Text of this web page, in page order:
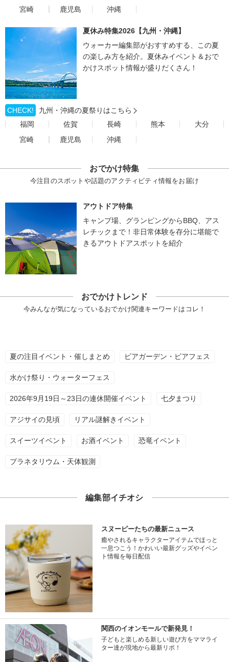
宮崎
鹿児島 沖縄
夏休み特集2026【九州・沖縄】
ウォーカー編集部がおすすめする、この夏
の楽しみ方を紹介。夏休みイベント＆おで
かけスポット情報が盛りだくさん！
CHECK!
九州・沖縄の夏祭りはこちら
福岡
佐賀 長崎 熊本
大分
宮崎
鹿児島 沖縄
おでかけ特集
今注目のスポットや話題のアクティビティ情報をお届け
アウトドア特集
キャンプ場、グランピングからBBQ、アス
レチックまで！非日常体験を存分に堪能で
きるアウトドアスポットを紹介
おでかけトレンド
今みんなが気になっているおでかけ関連キーワードはコレ！
夏の注目イベント・催しまとめ ビアガーデン・ビアフェス
水かけ祭り・ウォーターフェス
2026年9月19日～23日の連休開催イベント 七夕まつり
アジサイの見頃 リアル謎解きイベント
スイーツイベント お酒イベント 恐竜イベント
プラネタリウム・天体観測
編集部イチオシ
スヌーピーたちの最新ニュース
癒やされるキャラクターアイテムでほっと
一息つこう！かわいい最新グッズやイベン
ト情報を毎日配信
関西のイオンモールで新発見！
子どもと楽しめる新しい遊び方をママライ
ター達が現地から最新リポ！